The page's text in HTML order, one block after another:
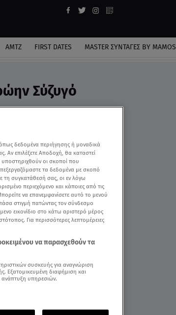
ΑΜΤΖ FIRST DATES MASTER ΣΥΝΤΑΓΈΣ BY MAMOS
Σύζυγό
δεδομένα περιήγησης ή μοναδικά
Αν επιλέξετε Αποδοχή, θα καταστεί
οι σκοποί που
τα δεδομένα με σκοπό
συγκατάθεσή σας, οι εν λόγω
περιεχόμενο και κάποιες από τις
να επανεμφανίσετε αυτό το μενού
στιγμή πατώντας τον σύνδεσμο
εικονίδιο στο κάτω αριστερό μέρος
Για περισσότερες λεπτομέρειες
να παρασχεθούν τα
συσκευής για αναγνώριση
Εξατομικευμένη διαφήμιση και
ανάπτυξη υπηρεσιών.